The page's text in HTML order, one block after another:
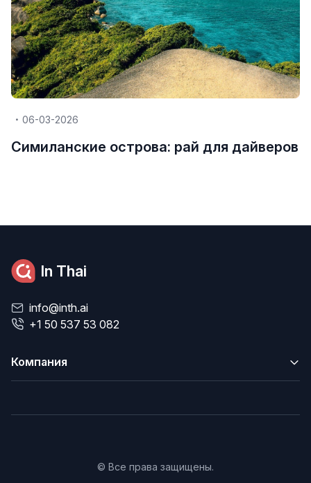
06-03-2026
Симиланские острова: рай для дайверов
In Thai
info@inth.ai
+1 50 537 53 082
Компания
© Все права защищены.